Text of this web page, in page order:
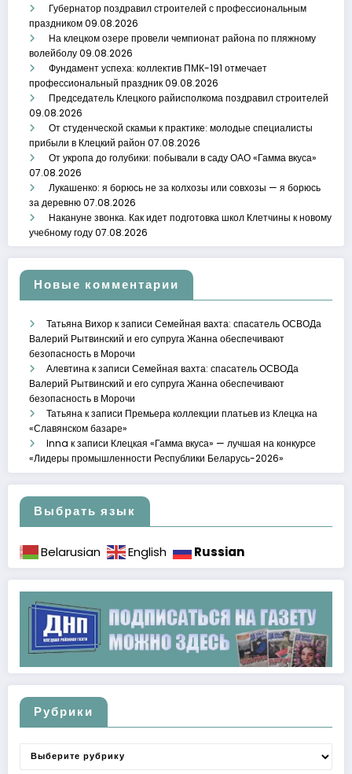
Губернатор поздравил строителей с профессиональным
праздником09.08.2026
На клецком озере провели чемпионат района по пляжному
волейболу09.08.2026
Фундамент успеха: коллектив ПМК-191 отмечает
профессиональный праздник09.08.2026
Председатель Клецкого райисполкома поздравил строителей
09.08.2026
От студенческой скамьи к практике: молодые специалисты
прибыли в Клецкий район 07.08.2026
От укропа до голубики: побывали в саду ОАО «Гамма вкуса»
07.08.2026
Лукашенко: я борюсь не за колхозы или совхозы — я борюсь
за деревню07.08.2026
Накануне звонка. Как идет подготовка школ Клетчины к новому
учебному году07.08.2026
Новые комментарии
Татьяна Вихорк записи Семейная вахта: спасатель ОСВОДа
Валерий Рытвинский и его супруга Жанна обеспечивают
безопасность в Морочи
Алевтинак записи Семейная вахта: спасатель ОСВОДа
Валерий Рытвинский и его супруга Жанна обеспечивают
безопасность в Морочи
Татьянак записи Премьера коллекции платьев из Клецка на
«Славянском базаре»
Inna к записи Клецкая «Гамма вкуса» — лучшая на конкурсе
«Лидеры промышленности Республики Беларусь-2026»
Выбрать язык
Belarusian English Russian
Рубрики
Рубрики